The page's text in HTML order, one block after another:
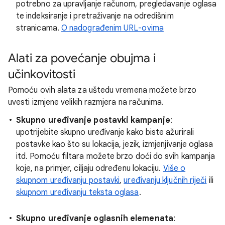
potrebno za upravljanje računom, pregledavanje oglasa
te indeksiranje i pretraživanje na odredišnim
stranicama. O nadograđenim URL-ovima
Alati za povećanje obujma i
učinkovitosti
Pomoću ovih alata za uštedu vremena možete brzo
uvesti izmjene velikih razmjera na računima.
Skupno uređivanje postavki kampanje:
upotrijebite skupno uređivanje kako biste ažurirali
postavke kao što su lokacija, jezik, izmjenjivanje oglasa
itd. Pomoću filtara možete brzo doći do svih kampanja
koje, na primjer, ciljaju određenu lokaciju. Više o
skupnom uređivanju postavki,uređivanju ključnih riječi ili
skupnom uređivanju teksta oglasa.
Skupno uređivanje oglasnih elemenata: